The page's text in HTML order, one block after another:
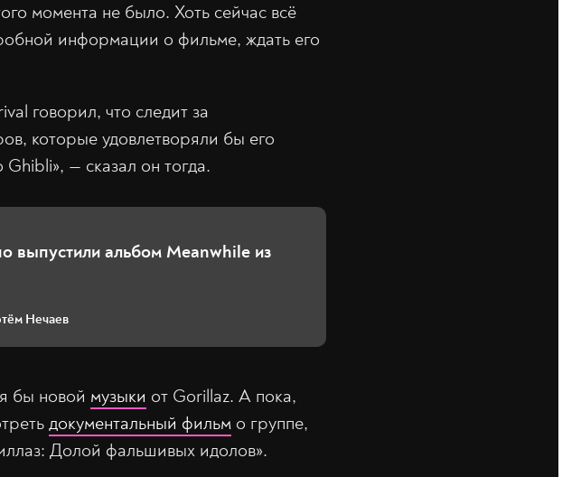
момента не было. Хоть сейчас всё
информации о фильме, ждать его
говорил, что следит за
которые удовлетворяли бы его
— сказал он тогда.
выпустили альбом Meanwhile из
Нечаев
бы новой музыки от Gorillaz. А пока,
документальный фильм о группе,
Долой фальшивых идолов».